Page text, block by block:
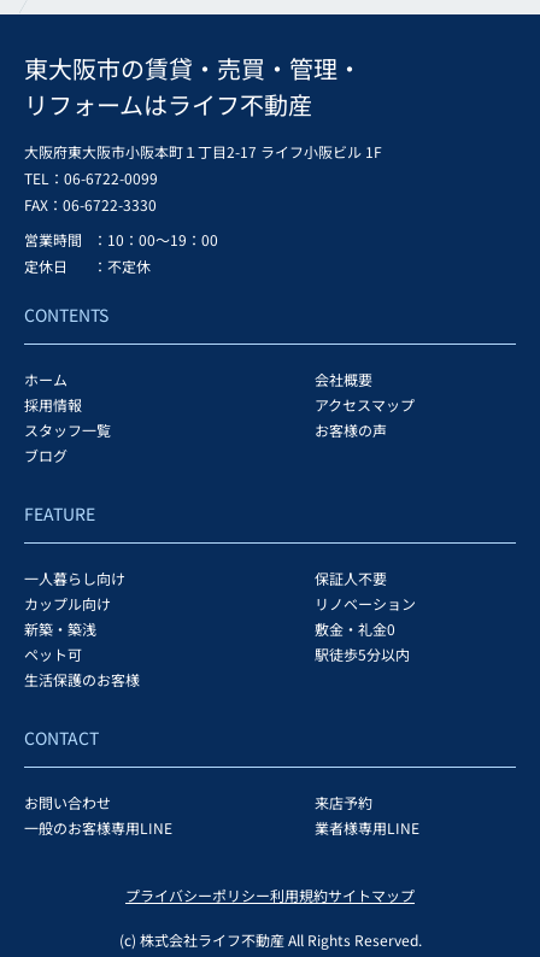
東大阪市の賃貸・売買・管理・
リフォームはライフ不動産
大阪府東大阪市小阪本町１丁目2-17 ライフ小阪ビル 1F
TEL：06-6722-0099
FAX： 06-6722-3330
営業時間
：10：00～19：00
定休日
：不定休
CONTENTS
ホーム
会社概要
採用情報
アクセスマップ
スタッフ一覧
お客様の声
ブログ
FEATURE
一人暮らし向け
保証人不要
カップル向け
リノベーション
新築・築浅
敷金・礼金0
ペット可
駅徒歩5分以内
生活保護のお客様
CONTACT
お問い合わせ
来店予約
一般のお客様専用LINE
業者様専用LINE
プライバシーポリシー利用規約サイトマップ
(c) 株式会社ライフ不動産 All Rights Reserved.